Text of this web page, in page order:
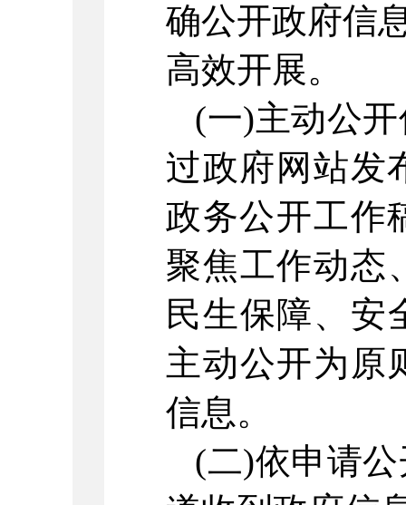
确公开政府信
高效开展。
(一)主动公
过政府网站发
政务公开工作
聚焦工作动态
民生保障、安
主动公开为原
信息。
(二)依申请